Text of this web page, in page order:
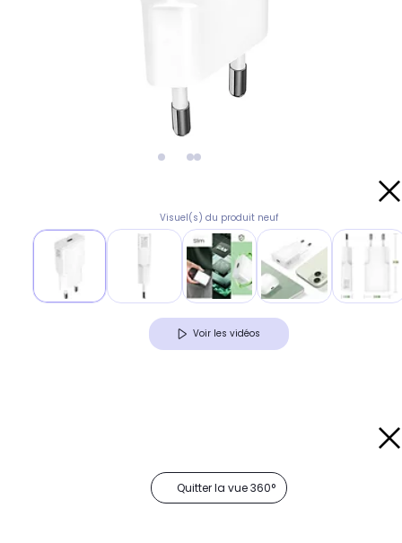
Visuel(s) du produit neuf
Voir les vidéos
Quitter la vue 360°